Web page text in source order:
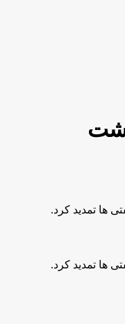
ها تمدید کرد.
ها تمدید کرد.